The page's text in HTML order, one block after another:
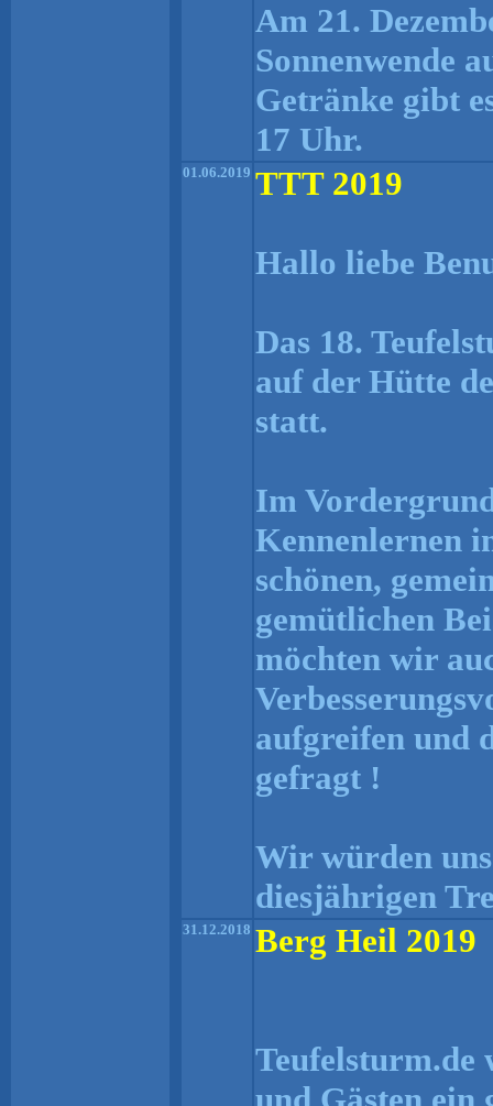
Am 21.
Sonnenwende
Getränke gibt
17 Uhr.
01.06.2019 TTT 2019
Hallo liebe
Das 18.
auf der Hütte
statt.
Im
Kennenlernen
schönen,
gemütlichen
möchten wir
aufgreifen und
gefragt !
Wir würden
diesjährigen
31.12.2018 Berg Heil 2019
Teufelsturm.de